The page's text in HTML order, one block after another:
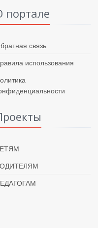
портале
связь
использования